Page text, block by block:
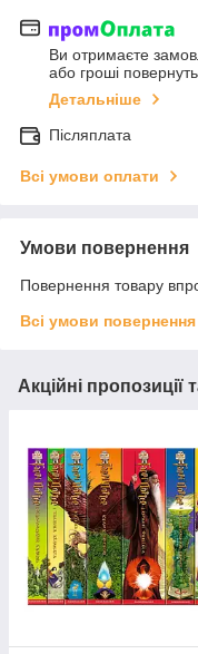
Ви отримаєте
або гроші
Детальніше
Післяплата
Всі умови оплати
Умови повернення
Повернення товару
Всі умови повернення
Акційні пропозиції